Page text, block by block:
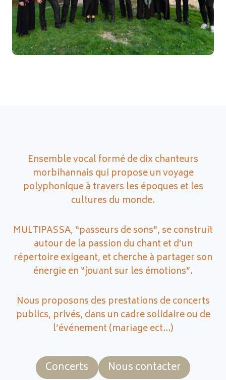
Ensemble vocal formé de dix chanteurs
morbihannais qui propose un voyage
polyphonique à travers les époques et les
cultures du monde.
MULTIPASSA, “passeurs de sons”, se construit
autour de la passion du chant et d’un
répertoire exigeant, et cherche à partager son
énergie en “jouant sur les émotions”.
Nous proposons des prestations de concerts
publics, privés, dans un cadre solidaire ou de
l’événement (mariage ect…)
Concerts Nous contacter